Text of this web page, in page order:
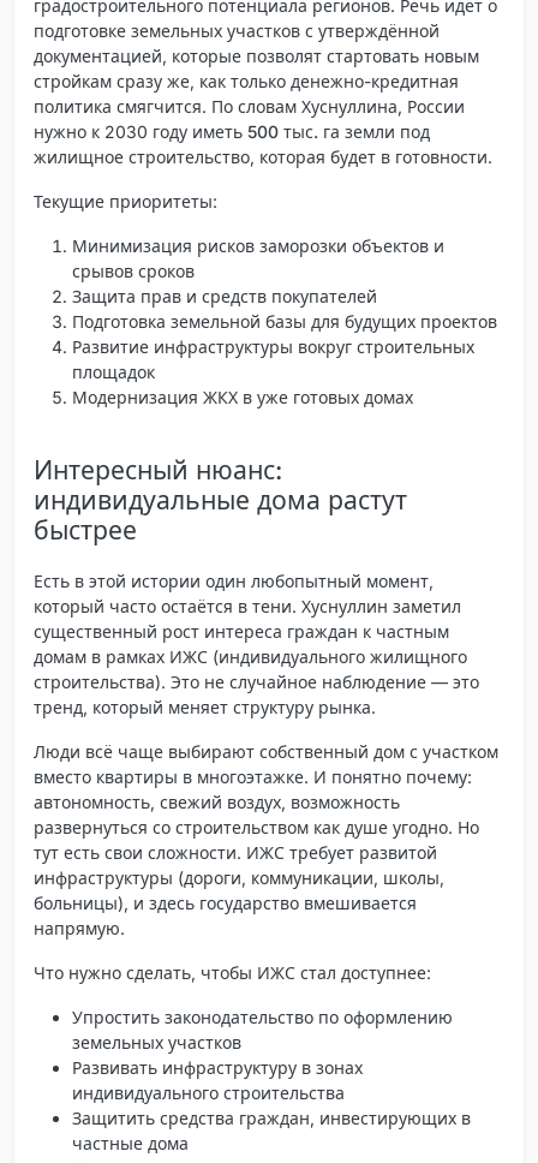
градостроительного потенциала регионов. Речь идёт о
подготовке земельных участков с утверждённой
документацией, которые позволят стартовать новым
стройкам сразу же, как только денежно-кредитная
политика смягчится. По словам Хуснуллина, России
нужно к 2030 году иметь 500 тыс. га земли под
жилищное строительство, которая будет в готовности.
Текущие приоритеты:
Минимизация рисков заморозки объектов и
срывов сроков
Защита прав и средств покупателей
Подготовка земельной базы для будущих проектов
Развитие инфраструктуры вокруг строительных
площадок
Модернизация ЖКХ в уже готовых домах
Интересный нюанс:
индивидуальные дома растут
быстрее
Есть в этой истории один любопытный момент,
который часто остаётся в тени. Хуснуллин заметил
существенный рост интереса граждан к частным
домам в рамках ИЖС (индивидуального жилищного
строительства). Это не случайное наблюдение — это
тренд, который меняет структуру рынка.
Люди всё чаще выбирают собственный дом с участком
вместо квартиры в многоэтажке. И понятно почему:
автономность, свежий воздух, возможность
развернуться со строительством как душе угодно. Но
тут есть свои сложности. ИЖС требует развитой
инфраструктуры (дороги, коммуникации, школы,
больницы), и здесь государство вмешивается
напрямую.
Что нужно сделать, чтобы ИЖС стал доступнее:
Упростить законодательство по оформлению
земельных участков
Развивать инфраструктуру в зонах
индивидуального строительства
Защитить средства граждан, инвестирующих в
частные дома